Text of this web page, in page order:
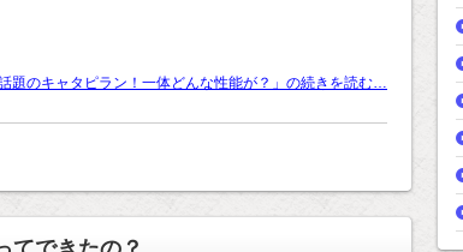
話題のキャタピラン！一体どんな性能が？」の続きを読む…